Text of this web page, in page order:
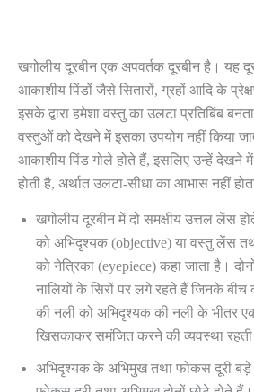
खगोलीय दूरबीन एक अपवर्तक दूरबीन है। यह
आकाशीय पिंडों जैसे सितारों, ग्रहों आदि के
इसके द्वारा हमेशा वस्तु का उलटा प्रतिबिंब
वस्तुओं को देखने में इसका उपयोग नहीं किया
आकाशीय पिंड गोले होते हैं, इसलिए उन्हें देखने
होती है, अर्थात उलटा-सीधा का आभास नहीं
खगोलीय दूरबीन में दो समक्षीय उत्तल लेंस
को अभिदृश्यक (objective) या वस्तु लेंस
को नेत्रिका (eyepiece) कहा जाता है।
नालियों के सिरों पर लगे रहते हैं जिनके बीच
की नली को अभिदृश्यक की नली के भीतर
खिसकाकर समंजित करने की व्यवस्था रहती
अभिदृश्यक के अभिमुख तथा फोकस दूरी बड़े